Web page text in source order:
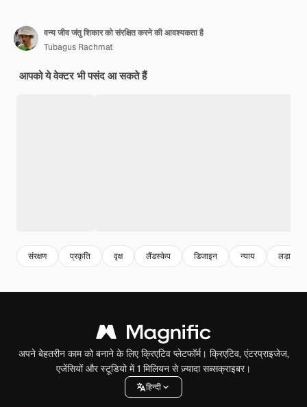
वन्य जीव जंतु शिकार को संरक्षित करने की आवश्यकता है
Tubagus Rachmat
आपको ये वेक्टर भी पसंद आ सकते हैं
संरक्षण प्रकृति वृक्ष लैंडस्केप डिजाइन न्याय लड़ाई
अपने बेहतरीन काम को बनाने के लिए क्रिएटिव प्लेटफॉर्म। क्रिएटिव, एंटरप्राइजेज,
एजेंसियों और स्टूडियो में 1 मिलियन से ज़्यादा सब्सक्राइबर।
हिन्दी